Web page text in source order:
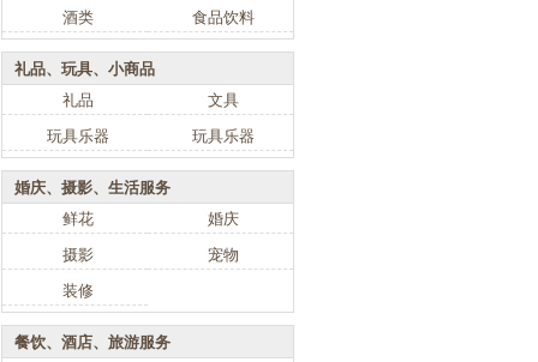
酒类
食品饮料
礼品、玩具、小商品
礼品
文具
玩具乐器
玩具乐器
婚庆、摄影、生活服务
鲜花
婚庆
摄影
宠物
装修
餐饮、酒店、旅游服务